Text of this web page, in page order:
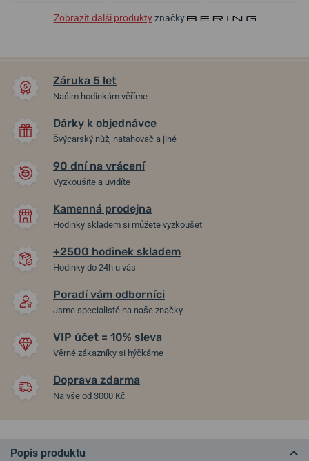
Zobrazit další produktyznačky
Záruka 5 let
Našim hodinkám věříme
Dárky k objednávce
Švýcarský nůž, natahovač a jiné
90 dní na vrácení
Vyzkoušíte a uvidíte
Kamenná prodejna
Hodinky skladem si můžete vyzkoušet
+2500 hodinek skladem
Hodinky do 24h u vás
Poradí vám odborníci
Jsme specialisté na naše značky
VIP účet = 10% sleva
Věrné zákazníky si hýčkáme
Doprava zdarma
Na vše od 3000 Kč
Popis produktu